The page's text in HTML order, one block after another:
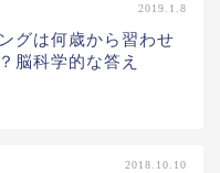
2019.1.8
グは何歳から習わせ
脳科学的な答え
2018.10.10